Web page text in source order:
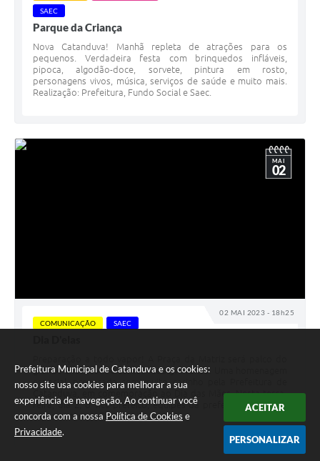
Prefeitura Municipal de Catanduva e os cookies:
nosso site usa cookies para melhorar a sua
experiência de navegação. Ao continuar você
concorda com a nossa Política de Cookies e
Privacidade.
ACEITAR
PERSONALIZAR
SAEC
Parque da Criança
Nova Catanduva! Manhã repleta de atrações para os
pequenos. Verdadeira festa com brinquedos infláveis,
pipoca, algodão-doce, sorvete, pintura em rosto,
personagens vivos, música, serviços de saúde e muito mais.
Realização: Prefeitura, Fundo Social e Saec.
02 MAI 2023 - 18h25
MAI
02
COMUNICAÇÃO SAEC
grande show com o cantor Moacyr Franco. Uma homenagem
especial, preparada com muito carinho pela Prefeitura de
Catanduva, em comemoração ao Dia das Mães. Nesta terça-
feira, dia 2, o vice-prefeito, equipes da prefeitura e SAEC e
representantes de...